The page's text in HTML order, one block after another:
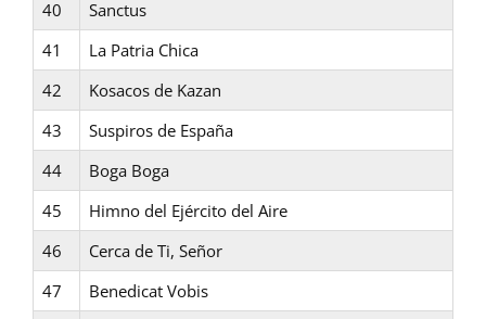
40
Sanctus
41
La Patria Chica
42
Kosacos de Kazan
43
Suspiros de España
44
Boga Boga
45
Himno del Ejército del Aire
46
Cerca de Ti, Señor
47
Benedicat Vobis